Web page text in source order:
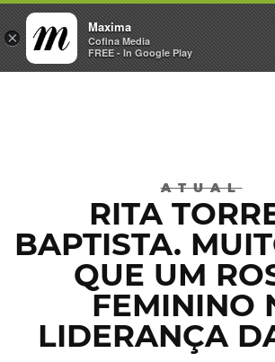
×
Maxima
Cofina Media
FREE - In Google Play
ATUAL
RITA
BAPTISTA.
QUE UM
FEMININO
LIDERANÇA